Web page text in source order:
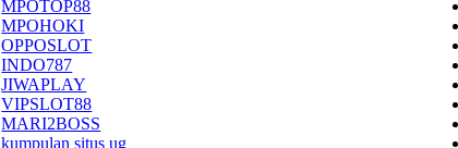
MPOTOP88
MPOHOKI
OPPOSLOT
INDO787
JIWAPLAY
VIPSLOT88
MARI2BOSS
kumpulan situs ug